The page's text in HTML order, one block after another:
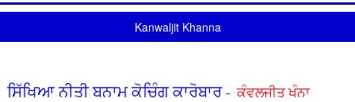
Kanwaljit Khanna
ਸਿੱਖਿਆ ਨੀਤੀ ਬਨਾਮ ਕੋਚਿੰਗ ਕਾਰੋਬਾਰ - ਕੰਵਲਜੀਤ ਖੰਨਾ